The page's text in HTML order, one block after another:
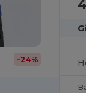
-24%